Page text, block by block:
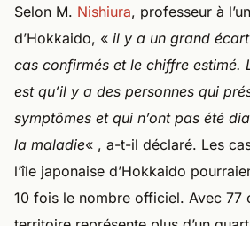
Selon M. Nishiura, professeur à
d’Hokkaido, « il y a un grand
cas confirmés et le chiffre estimé.
est qu’il y a des personnes qui
symptômes et qui n’ont pas été
la maladie« , a-t-il déclaré. Les
l’île japonaise d’Hokkaido
10 fois le nombre officiel. Avec 77